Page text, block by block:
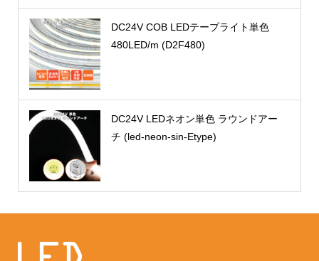
DC24V COB LEDテープライト単色
480LED/m (D2F480)
DC24V LEDネオン単色 ラウンドアー
チ (led-neon-sin-Etype)